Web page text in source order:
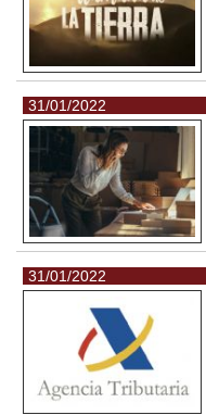
31/01/2022
31/01/2022